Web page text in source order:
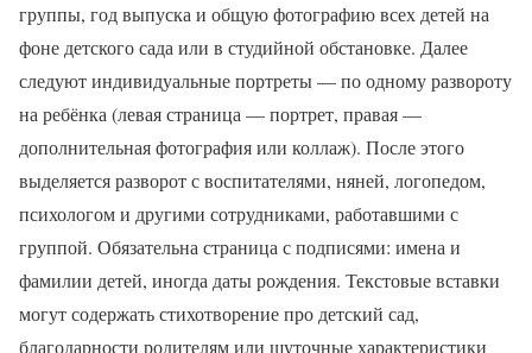
группы, год выпуска и общую фотографию всех детей на
фоне детского сада или в студийной обстановке. Далее
следуют индивидуальные портреты — по одному развороту
на ребёнка (левая страница — портрет, правая —
дополнительная фотография или коллаж). После этого
выделяется разворот с воспитателями, няней, логопедом,
психологом и другими сотрудниками, работавшими с
группой. Обязательна страница с подписями: имена и
фамилии детей, иногда даты рождения. Текстовые вставки
могут содержать стихотворение про детский сад,
благодарности родителям или шуточные характеристики